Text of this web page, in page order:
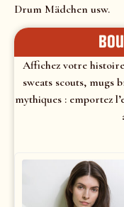
Drum Mädchen usw.
Affichez votre
sweats scouts, mugs
mythiques : emportez